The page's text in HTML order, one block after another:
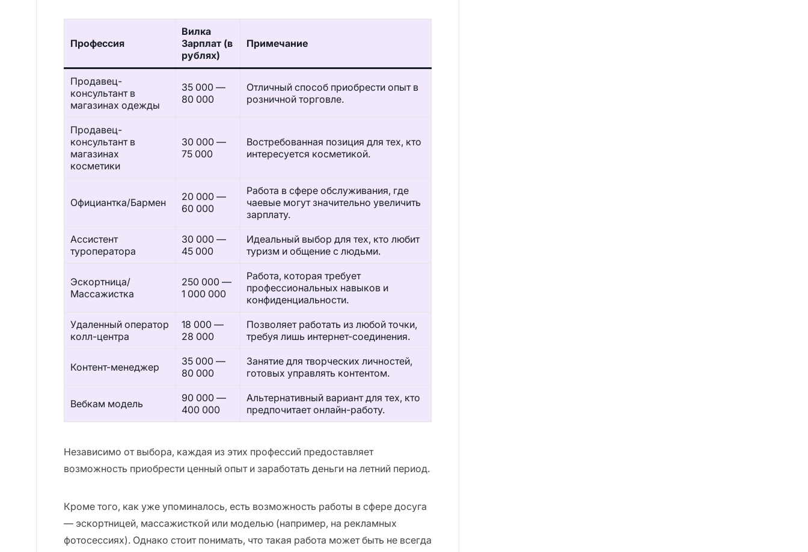
Профессия
Вилка
Зарплат (в
рублях)
Примечание
Продавец-
консультант в
магазинах одежды
35 000 —
80 000
Отличный способ приобрести опыт в
розничной торговле.
Продавец-
консультант в
магазинах
косметики
30 000 —
75 000
Востребованная позиция для тех, кто
интересуется косметикой.
Официантка/Бармен
20 000 —
60 000
Работа в сфере обслуживания, где
чаевые могут значительно увеличить
зарплату.
Ассистент
туроператора
30 000 —
45 000
Идеальный выбор для тех, кто любит
туризм и общение с людьми.
Эскортница/
Массажистка
250 000 —
1 000 000
Работа, которая требует
профессиональных навыков и
конфиденциальности.
Удаленный оператор
колл-центра
18 000 —
28 000
Позволяет работать из любой точки,
требуя лишь интернет-соединения.
Контент-менеджер
35 000 —
80 000
Занятие для творческих личностей,
готовых управлять контентом.
Вебкам модель
90 000 —
400 000
Альтернативный вариант для тех, кто
предпочитает онлайн-работу.
Независимо от выбора, каждая из этих профессий предоставляет
возможность приобрести ценный опыт и заработать деньги на летний период.
Кроме того, как уже упоминалось, есть возможность работы в сфере досуга
— эскортницей, массажисткой или моделью (например, на рекламных
фотосессиях). Однако стоит понимать, что такая работа может быть не всегда